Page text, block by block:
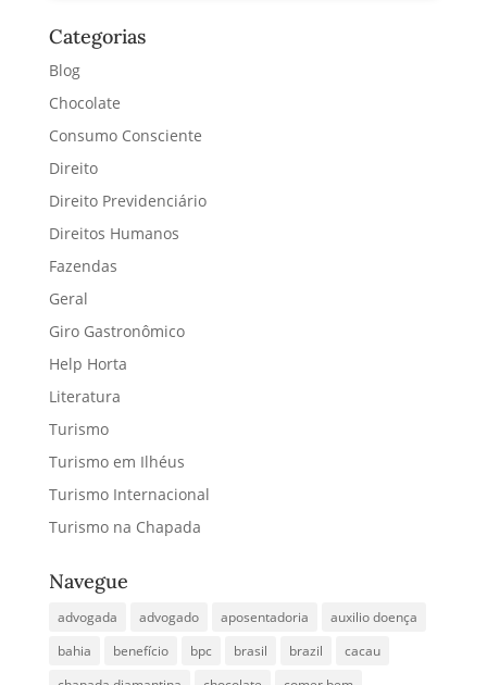
Categorias
Blog
Chocolate
Consumo Consciente
Direito
Direito Previdenciário
Direitos Humanos
Fazendas
Geral
Giro Gastronômico
Help Horta
Literatura
Turismo
Turismo em Ilhéus
Turismo Internacional
Turismo na Chapada
Navegue
advogada advogado aposentadoria
auxilio doença
bahia
benefício bpc brasil brazil
cacau